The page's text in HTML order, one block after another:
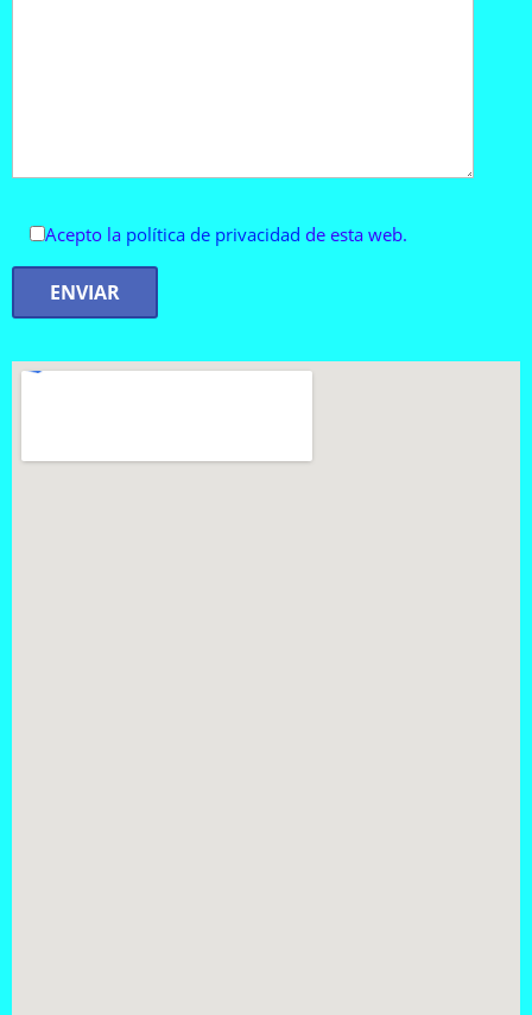
Acepto la política de privacidad de esta web.